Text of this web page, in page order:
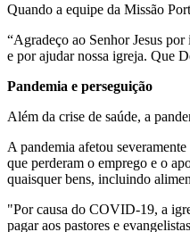
Quando a equipe da Missão
“Agradeço ao Senhor Jesus
e por ajudar nossa igreja. Que
Pandemia e perseguição
Além da crise de saúde, a
A pandemia afetou
que perderam o emprego e o
quaisquer bens, incluindo
"Por causa do COVID-19, a
pagar aos pastores e